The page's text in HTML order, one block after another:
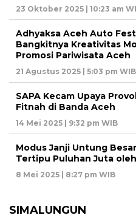
23 Oktober 2025 | 10:23 am
Adhyaksa Aceh Auto
Bangkitnya Kreativitas
Promosi Pariwisata Aceh
21 Agustus 2025 | 5:03 pm WIB
SAPA Kecam Upaya
Fitnah di Banda Aceh
14 Mei 2025 | 9:32 pm WIB
Modus Janji Untung
Tertipu Puluhan Juta
8 Mei 2025 | 8:27 pm WIB
SIMALUNGUN